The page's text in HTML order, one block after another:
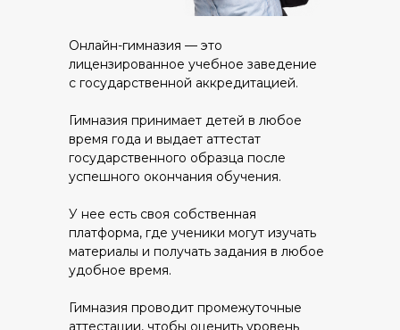
Онлайн-гимназия — это
лицензированное учебное заведение
с государственной аккредитацией.
Гимназия принимает детей в любое
время года и выдает аттестат
государственного образца после
успешного окончания обучения.
У нее есть своя собственная
платформа, где ученики могут изучать
материалы и получать задания в любое
удобное время.
Гимназия проводит промежуточные
аттестации, чтобы оценить уровень